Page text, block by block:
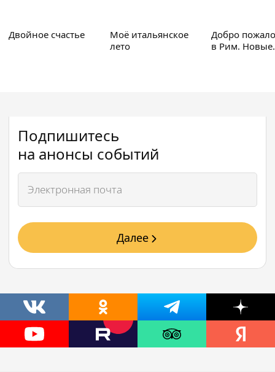
Двойное счастье
Моё итальянское
лето
Добро
в Рим. Новые
Подпишитесь
на анонсы событий
Далее